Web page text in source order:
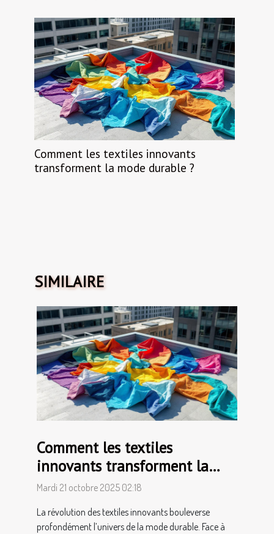
Comment les textiles innovants
transforment la mode durable ?
SIMILAIRE
Comment les textiles
innovants transforment la
mode durable ?
Mardi 21 octobre 2025 02:18
La révolution des textiles innovants bouleverse
profondément l’univers de la mode durable. Face à